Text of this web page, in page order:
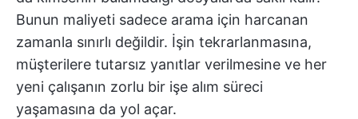
Bunun maliyeti sadece arama için harcanan
zamanla sınırlı değildir. İşin tekrarlanmasına,
müşterilere tutarsız yanıtlar verilmesine ve her
yeni çalışanın zorlu bir işe alım süreci
yaşamasına da yol açar.